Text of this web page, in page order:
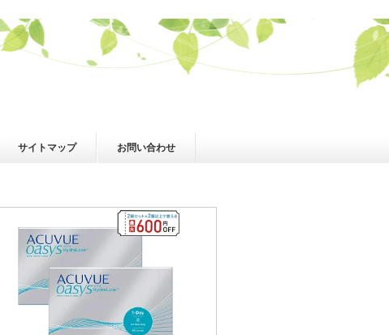
サイトマップ お問い合わせ